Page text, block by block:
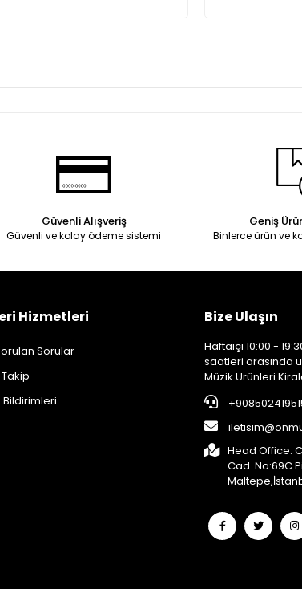
Güvenli Alışveriş
Güvenli ve kolay ödeme sistemi
Geniş
Binlerce ürün ve
Hizmetleri
Sorular
Bize Ulaşın
Haftaiçi 10:00 -
saatleri arasında
Müzik Ürünleri
Head Office:
Cad. No:69C